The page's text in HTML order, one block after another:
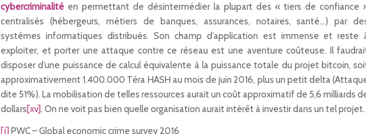
cybercriminalité en permettant de désintermédier la plupart des « tiers de confiance
centralisés (hébergeurs, métiers de banques, assurances, notaires, santé…) par
systèmes informatiques distribués. Son champ d’application est immense et reste
exploiter, et porter une attaque contre ce réseau est une aventure coûteuse. Il
disposer d’une puissance de calcul équivalente à la puissance totale du projet bitcoin,
approximativement 1.400.000 Téra HASH au mois de juin 2016, plus un petit delta
dite 51%). La mobilisation de telles ressources aurait un coût approximatif de 5,6 milliards
dollars[xv]. On ne voit pas bien quelle organisation aurait intérêt à investir dans un tel projet.
[i] PWC – Global economic crime survey 2016